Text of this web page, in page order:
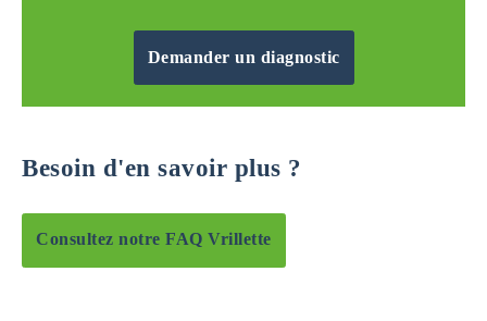
Demander un diagnostic
Besoin d'en savoir plus ?
Consultez notre FAQ Vrillette